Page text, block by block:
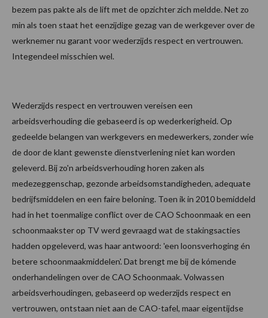
bezem pas pakte als de lift met de opzichter zich meldde. Net zo
min als toen staat het eenzijdige gezag van de werkgever over de
werknemer nu garant voor wederzijds respect en vertrouwen.
Integendeel misschien wel.
Wederzijds respect en vertrouwen vereisen een
arbeidsverhouding die gebaseerd is op wederkerigheid. Op
gedeelde belangen van werkgevers en medewerkers, zonder wie
de door de klant gewenste dienstverlening niet kan worden
geleverd. Bij zo'n arbeidsverhouding horen zaken als
medezeggenschap, gezonde arbeidsomstandigheden, adequate
bedrijfsmiddelen en een faire beloning. Toen ik in 2010 bemiddeld
had in het toenmalige conflict over de CAO Schoonmaak en een
schoonmaakster op TV werd gevraagd wat de stakingsacties
hadden opgeleverd, was haar antwoord: 'een loonsverhoging én
betere schoonmaakmiddelen'. Dat brengt me bij de kómende
onderhandelingen over de CAO Schoonmaak. Volwassen
arbeidsverhoudingen, gebaseerd op wederzijds respect en
vertrouwen, ontstaan niet aan de CAO-tafel, maar eigentijdse